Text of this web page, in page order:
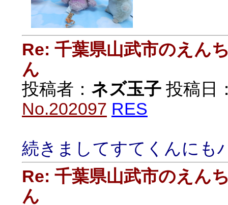
Re: 千葉県山武市のえん
ん
投稿者： ネズ玉子 投稿日
No.202097 RES
続きましてすてくんにも
Re: 千葉県山武市のえん
ん